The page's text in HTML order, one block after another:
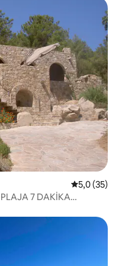
5 üzerinden
5,0 (35)
PLAJA 7 DAKİKA